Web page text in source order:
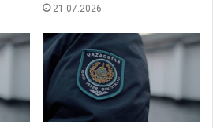
21.07.2026